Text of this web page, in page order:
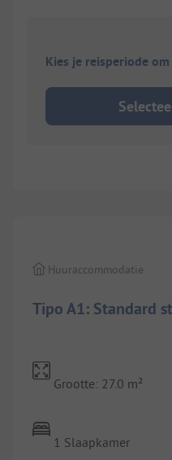
Kies je reisperiode
Tipo A1: Standard
Huuraccommodatie
Grootte: 27.0 m²
1 Slaapkamer